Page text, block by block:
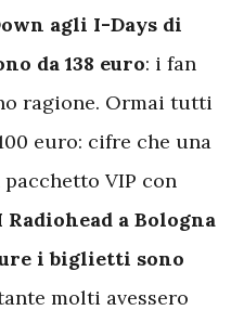
agli I-Days di
da 138 euro: i fan
ragione. Ormai tutti
euro: cifre che una
VIP con
Radiohead a Bologna
i biglietti sono
molti avessero